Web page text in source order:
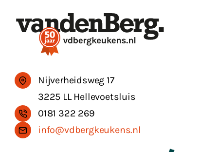
Nijverheidsweg 17
3225 LL Hellevoetsluis
0181 322 269
info@vdbergkeukens.nl